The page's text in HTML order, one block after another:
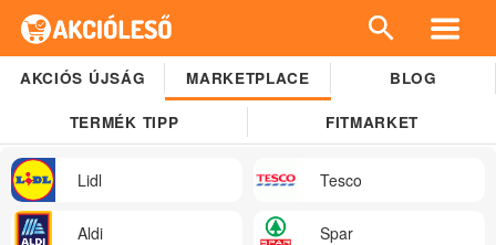
AKCIÓS ÚJSÁG MARKETPLACE BLOG
TERMÉK TIPP FITMARKET
Lidl Tesco
Aldi Spar